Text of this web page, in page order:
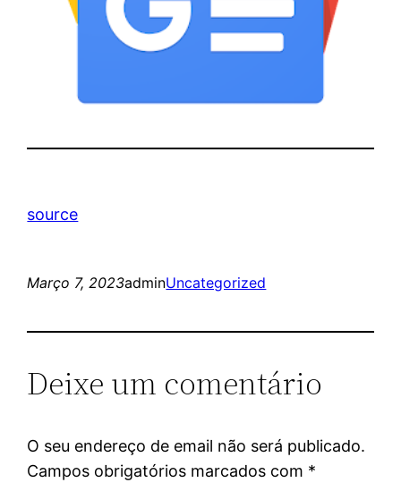
source
Março 7, 2023adminUncategorized
Deixe um comentário
O seu endereço de email não será publicado.
Campos obrigatórios marcados com *